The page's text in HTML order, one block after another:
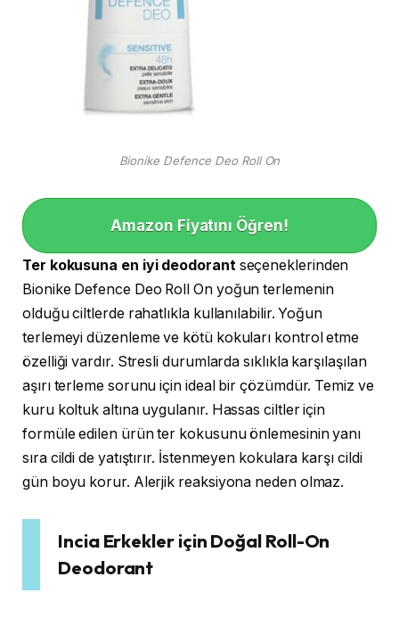
Bionike Defence Deo Roll On
Amazon Fiyatını Öğren!
Ter kokusuna en iyi deodorant seçeneklerinden
Bionike Defence Deo Roll On yoğun terlemenin
olduğu ciltlerde rahatlıkla kullanılabilir. Yoğun
terlemeyi düzenleme ve kötü kokuları kontrol etme
özelliği vardır. Stresli durumlarda sıklıkla karşılaşılan
aşırı terleme sorunu için ideal bir çözümdür. Temiz ve
kuru koltuk altına uygulanır. Hassas ciltler için
formüle edilen ürün ter kokusunu önlemesinin yanı
sıra cildi de yatıştırır. İstenmeyen kokulara karşı cildi
gün boyu korur. Alerjik reaksiyona neden olmaz.
Incia Erkekler için Doğal Roll-On
Deodorant